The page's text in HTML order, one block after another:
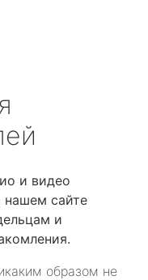
и видео
нашем сайте
и
образом не